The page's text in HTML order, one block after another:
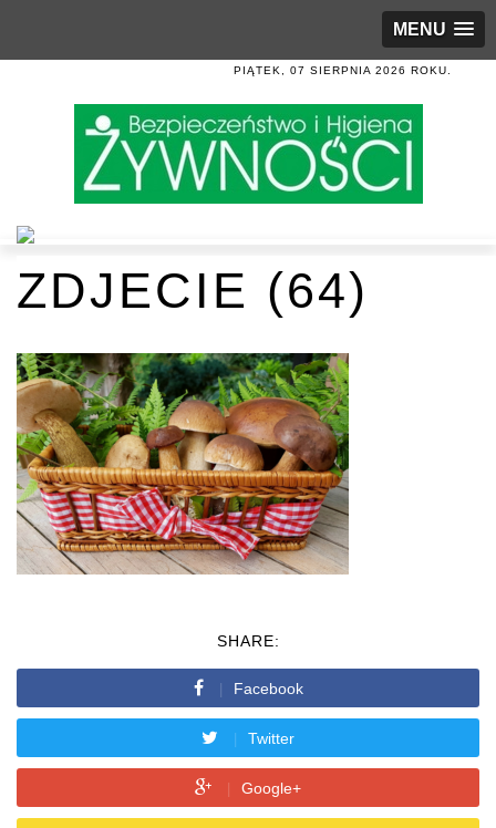
MENU
PIĄTEK, 07 SIERPNIA 2026 ROKU.
ZDJECIE (64)
SHARE:
Facebook
Twitter
Google+